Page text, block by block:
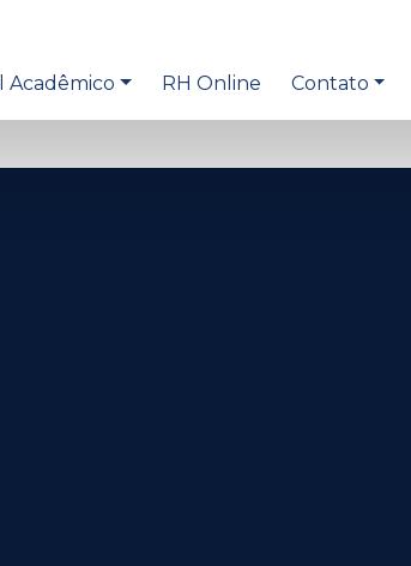
Acadêmico RH Online Contato